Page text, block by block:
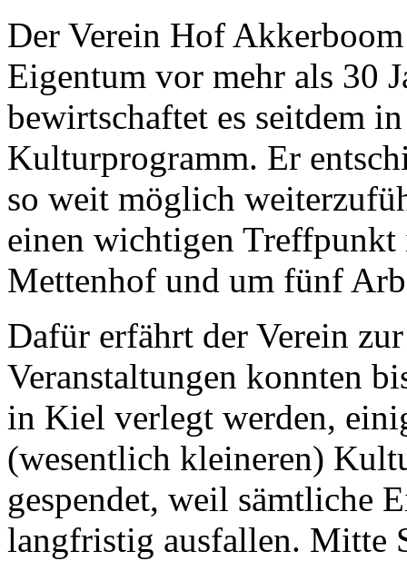
Der Verein Hof
Eigentum vor mehr als 30
bewirtschaftet es seitdem
Kulturprogramm. Er
so weit möglich
einen wichtigen Treffpunkt
Mettenhof und um fünf
Dafür erfährt der Verein
Veranstaltungen konnten
in Kiel verlegt werden,
(wesentlich kleineren)
gespendet, weil sämtliche
langfristig ausfallen. Mitte